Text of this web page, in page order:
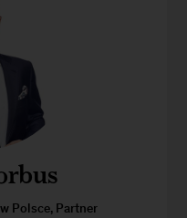
Polsce, Partner